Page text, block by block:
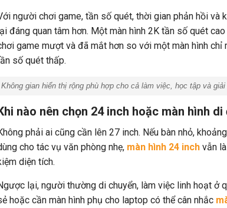
người chơi game, tần số quét, thời gian phản hồi và
đáng quan tâm hơn. Một màn hình 2K tần số quét
game mượt và đã mắt hơn so với một màn hình chỉ
số quét thấp.
Không gian hiển thị rộng phù hợp cho cả làm việc, học tập và
nào nên chọn 24 inch hoặc màn hình di
phải ai cũng cần lên 27 inch. Nếu bàn nhỏ,
cho tác vụ văn phòng nhẹ, màn hình 24 inch vẫn
diện tích.
lại, người thường di chuyển, làm việc linh hoạt ở
hoặc cần màn hình phụ cho laptop có thể cân nhắc